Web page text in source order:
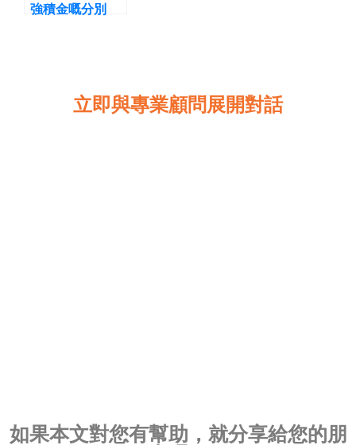
強積金嘅分別
立即與專業顧問展開對話
如果本文對您有幫助，就分享給您的朋